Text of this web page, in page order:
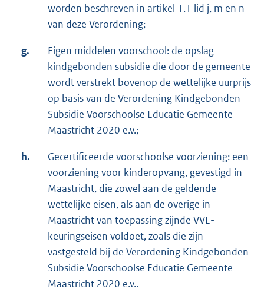
worden beschreven in artikel 1.1 lid j, m en n
van deze Verordening;
g.
Eigen middelen voorschool: de opslag
kindgebonden subsidie die door de gemeente
wordt verstrekt bovenop de wettelijke uurprijs
op basis van de Verordening Kindgebonden
Subsidie Voorschoolse Educatie Gemeente
Maastricht 2020 e.v.;
h.
Gecertificeerde voorschoolse voorziening: een
voorziening voor kinderopvang, gevestigd in
Maastricht, die zowel aan de geldende
wettelijke eisen, als aan de overige in
Maastricht van toepassing zijnde VVE-
keuringseisen voldoet, zoals die zijn
vastgesteld bij de Verordening Kindgebonden
Subsidie Voorschoolse Educatie Gemeente
Maastricht 2020 e.v..